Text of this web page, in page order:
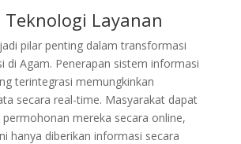
Teknologi Layanan
pilar penting dalam transformasi
di Agam. Penerapan sistem informasi
terintegrasi memungkinkan
secara real-time. Masyarakat dapat
mereka secara online,
hanya diberikan informasi secara